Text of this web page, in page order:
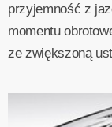
przyjemność z
momentu
ze zwiększoną